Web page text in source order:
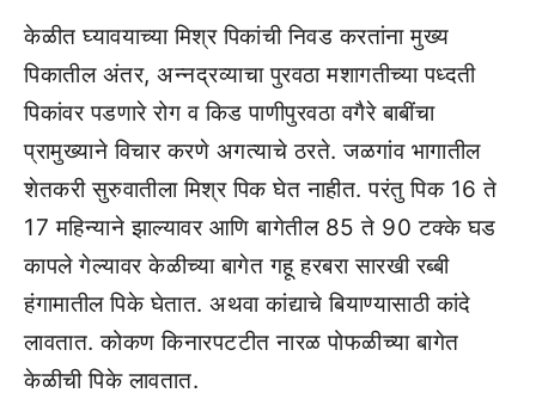
केळीत घ्‍यावयाच्‍या मिश्र पिकांची निवड करतांना मुख्‍य
पिकातील अंतर, अन्‍नद्रव्‍याचा पुरवठा मशागतीच्‍या पध्‍दती
पिकांवर पडणारे रोग व किड पाणीपुरवठा वगैरे बाबींचा
प्रामुख्‍याने विचार करणे अगत्‍याचे ठरते. जळगांव भागातील
शेतकरी सुरुवातीला मिश्र पिक घेत नाहीत. परंतु पिक 16 ते
17 महिन्‍याने झाल्‍यावर आणि बागेतील 85 ते 90 टक्‍के घड
कापले गेल्‍यावर केळीच्‍या बागेत गहू हरबरा सारखी रब्‍बी
हंगामातील पिके घेतात. अथवा कांद्याचे बियाण्‍यासाठी कांदे
लावतात. कोकण किनारपटटीत नारळ पोफळीच्‍या बागेत
केळीची पिके लावतात.